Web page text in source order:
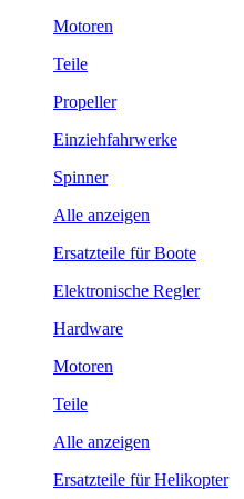
Motoren
Teile
Propeller
Einziehfahrwerke
Spinner
Alle anzeigen
Ersatzteile für Boote
Elektronische Regler
Hardware
Motoren
Teile
Alle anzeigen
Ersatzteile für Helikopter